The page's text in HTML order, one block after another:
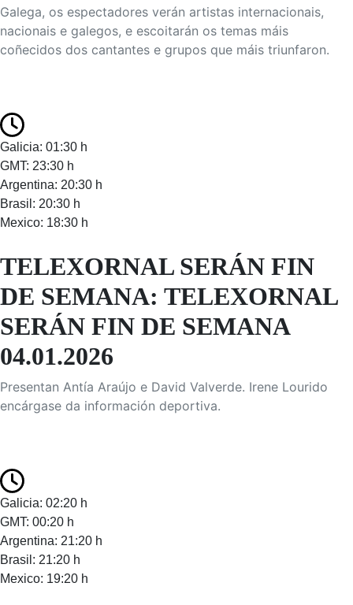
Galega, os espectadores verán artistas internacionais,
nacionais e galegos, e escoitarán os temas máis
coñecidos dos cantantes e grupos que máis triunfaron.
Galicia: 01:30 h
GMT: 23:30 h
Argentina: 20:30 h
Brasil: 20:30 h
Mexico: 18:30 h
TELEXORNAL SERÁN FIN
DE SEMANA: TELEXORNAL
SERÁN FIN DE SEMANA
04.01.2026
Presentan Antía Araújo e David Valverde. Irene Lourido
encárgase da información deportiva.
Galicia: 02:20 h
GMT: 00:20 h
Argentina: 21:20 h
Brasil: 21:20 h
Mexico: 19:20 h